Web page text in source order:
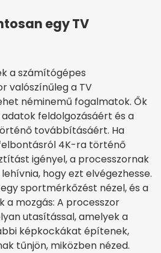
egy TV
a számítógépes
valószínűleg a TV
néminemű fogalmatok. Ők
feldolgozásáért és a
továbbításáért. Ha
4K-ra történő
igényel, a processzornak
hogy ezt elvégezhesse.
sportmérkőzést nézel, és a
a mozgás: A processzor
utasítással, amelyek a
képkockákat építenek,
tűnjön, miközben nézed.